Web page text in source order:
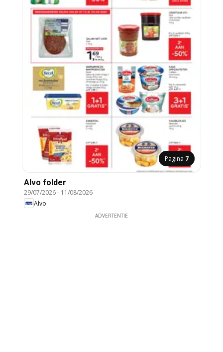
Pagina 7
Alvo folder
29/07/2026- 11/08/2026
Alvo
ADVERTENTIE